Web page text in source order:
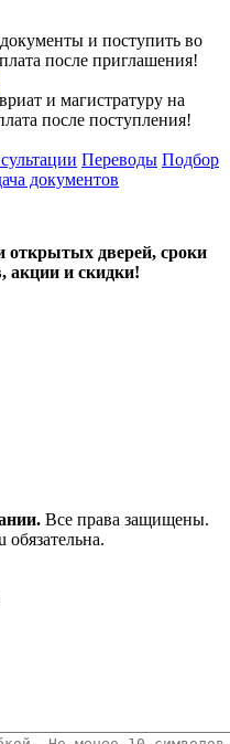
и поступить во
после приглашения!
и магистратуру на
после поступления!
Переводы Подбор
документов
открытых дверей, сроки
акции и скидки!
Все права защищены.